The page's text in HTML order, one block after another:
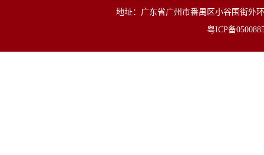
地址：广东省广州市番禺区小谷围街外
粤ICP备